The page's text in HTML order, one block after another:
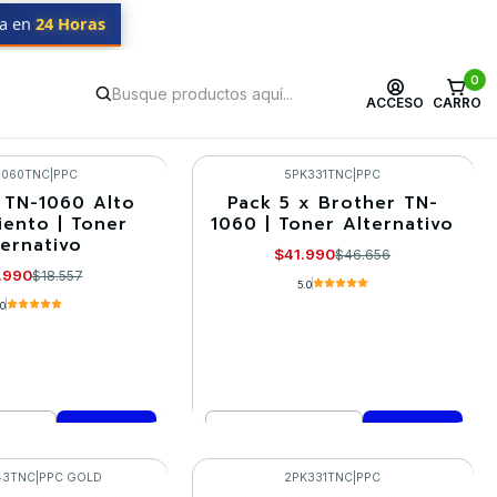
ACCESO
0
CARRO
en 24 Horas
PPC
1060 Alto
| Toner
$18.557
ahora
-10%
5PK331TNC PPC
Pack 5 x Brother TN-
1060 | Toner Alternativo
$41.990$46.656
5.0
Comprar ahora
| PPC GOLD 2PK331TNC PPC